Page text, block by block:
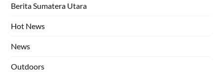
Berita Sumatera Utara
Hot News
News
Outdoors